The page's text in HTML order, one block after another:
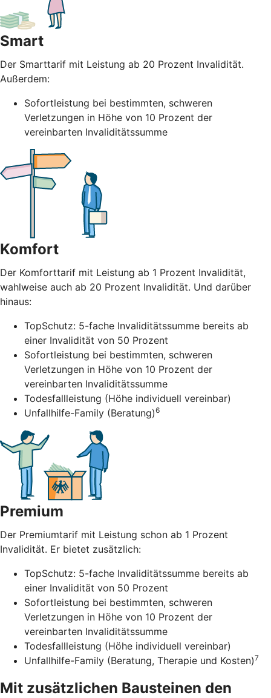
Smart
Der Smarttarif mit Leistung ab 20 Prozent Invalidität.
Außerdem:
Sofortleistung bei bestimmten, schweren
Verletzungen in Höhe von 10 Prozent der
vereinbarten Invaliditätssumme
Komfort
Der Komforttarif mit Leistung ab 1 Prozent Invalidität,
wahlweise auch ab 20 Prozent Invalidität. Und darüber
hinaus:
TopSchutz: 5-fache Invaliditätssumme bereits ab
einer Invalidität von 50 Prozent
Sofortleistung bei bestimmten, schweren
Verletzungen in Höhe von 10 Prozent der
vereinbarten Invaliditätssumme
Todesfallleistung (Höhe individuell vereinbar)
Unfallhilfe-Family (Beratung)6
Premium
Der Premiumtarif mit Leistung schon ab 1 Prozent
Invalidität. Er bietet zusätzlich:
TopSchutz: 5-fache Invaliditätssumme bereits ab
einer Invalidität von 50 Prozent
Sofortleistung bei bestimmten, schweren
Verletzungen in Höhe von 10 Prozent der
vereinbarten Invaliditätssumme
Todesfallleistung (Höhe individuell vereinbar)
Unfallhilfe-Family (Beratung, Therapie und Kosten)7
Mit zusätzlichen Bausteinen den